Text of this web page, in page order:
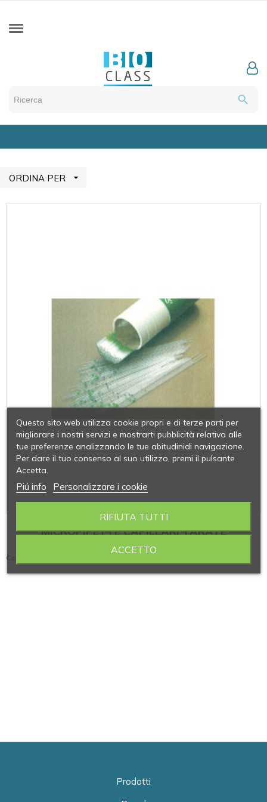
search
ORDINA PER 
MICROPIPETTE CAPILLARI TARATE
Contiene 8 articoli
Prodotti
Questo sito web utilizza cookie propri e di terze parti per
migliorare i nostri servizi e mostrarti pubblicità relativa alle
tue preferenze analizzando le tue abitudinidi navigazione.
Per dare il tuo consenso al suo utilizzo, premi il pulsante
Accetta.
Piú info Personalizzare i cookie
RIFIUTA TUTTI
ACCETTO